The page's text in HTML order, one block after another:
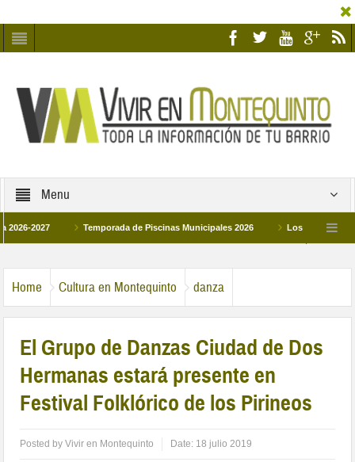
Menu
Temporada de Piscinas Municipales 2026 Los Campus de
Home Cultura en Montequinto danza
El Grupo de Danzas Ciudad de Dos
Hermanas estará presente en
Festival Folklórico de los Pirineos
Posted byVivir en Montequinto Date: 18 julio 2019